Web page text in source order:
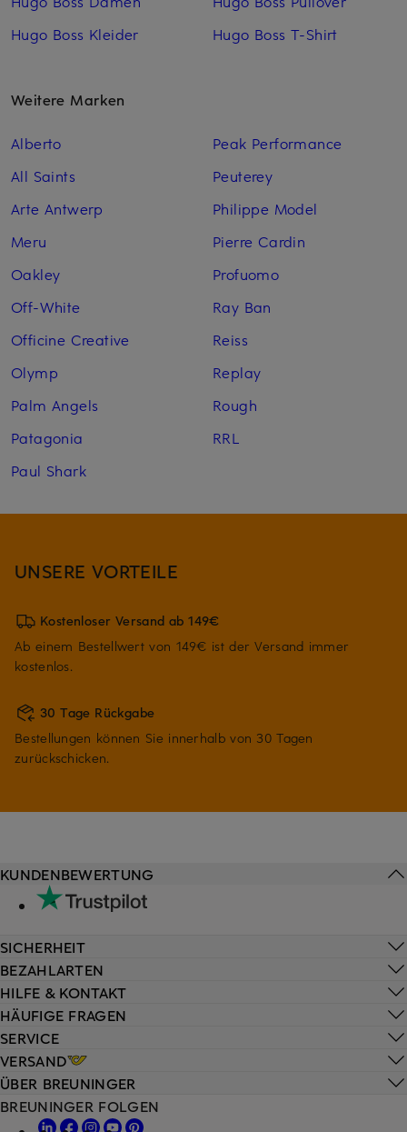
Hugo Boss Kleider
Hugo Boss T-Shirt
Weitere Marken
Alberto
All Saints
Arte Antwerp
Meru
Oakley
Off-White
Officine Creative
Olymp
Palm Angels
Patagonia
Paul Shark
Peak Performance
Peuterey
Philippe Model
Pierre Cardin
Profuomo
Ray Ban
Reiss
Replay
Rough
RRL
UNSERE VORTEILE
Kostenloser Versand ab 149€
Ab einem Bestellwert von 149€ ist der Versand immer
kostenlos.
30 Tage Rückgabe
Bestellungen können Sie innerhalb von 30 Tagen
zurückschicken.
HILFE & KONTAKT
HÄUFIGE FRAGEN
SERVICE
VERSAND
KUNDENBEWERTUNG
SICHERHEIT
BEZAHLARTEN
ÜBER BREUNINGER
BREUNINGER FOLGEN